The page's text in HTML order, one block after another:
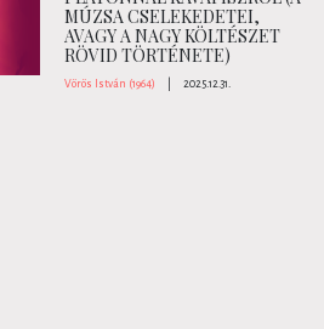
MÚZSA CSELEKEDETEI,
AVAGY A NAGY KÖLTÉSZET
RÖVID TÖRTÉNETE)
Vörös István (1964) 2025.12.31.